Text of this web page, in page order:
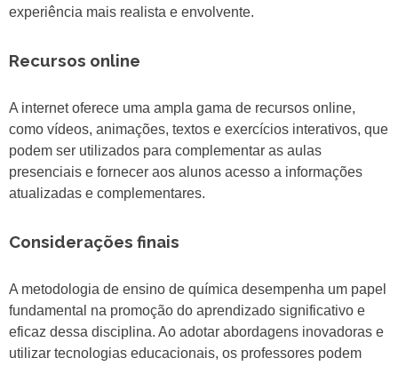
experiência mais realista e envolvente.
Recursos online
A internet oferece uma ampla gama de recursos online,
como vídeos, animações, textos e exercícios interativos, que
podem ser utilizados para complementar as aulas
presenciais e fornecer aos alunos acesso a informações
atualizadas e complementares.
Considerações finais
A metodologia de ensino de química desempenha um papel
fundamental na promoção do aprendizado significativo e
eficaz dessa disciplina. Ao adotar abordagens inovadoras e
utilizar tecnologias educacionais, os professores podem